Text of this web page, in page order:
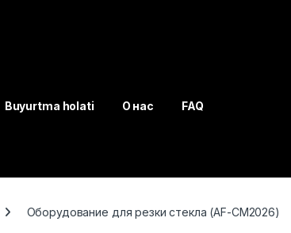
Buyurtma holati О нас FAQ
Оборудование для резки стекла (AF-CM2026)